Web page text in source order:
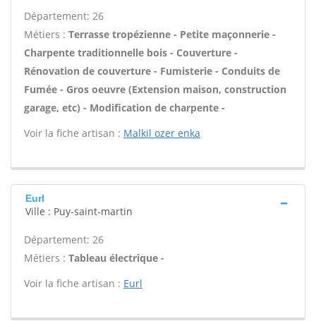
Département: 26
Métiers : Terrasse tropézienne - Petite maçonnerie -
Charpente traditionnelle bois - Couverture -
Rénovation de couverture - Fumisterie - Conduits de
Fumée - Gros oeuvre (Extension maison, construction
garage, etc) - Modification de charpente -
Voir la fiche artisan : Malkil ozer enka
Eurl
Ville : Puy-saint-martin
Département: 26
Métiers : Tableau électrique -
Voir la fiche artisan : Eurl